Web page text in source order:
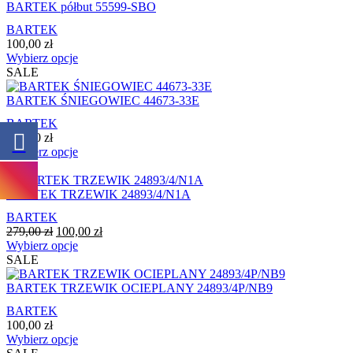
stronie
wiele
wybrać
na
stronie
produktu
BARTEK półbut 55599-SBO
BARTEK
100,00 zł
Wybierz opcjeTen
ma
wiele
wybrać
stronie
produktu
SALE
BARTEK ŚNIEGOWIEC 44673-33E
BARTEK
150,00 zł
Wybierz opcjeTen
ma
wiele
można
wybrać
stronie
produktu
SALE
BARTEK TRZEWIK 24893/4/N1A
BARTEK
279,00zł Pierwotna
cena
279,00 zł.
100,00 złAktualna
100,00 zł.
Wybierz opcjeTen
ma
wiele
wybrać
SALE
BARTEK TRZEWIK OCIEPLANY 24893/4P/NB9
BARTEK
100,00 zł
Wybierz opcjeTen